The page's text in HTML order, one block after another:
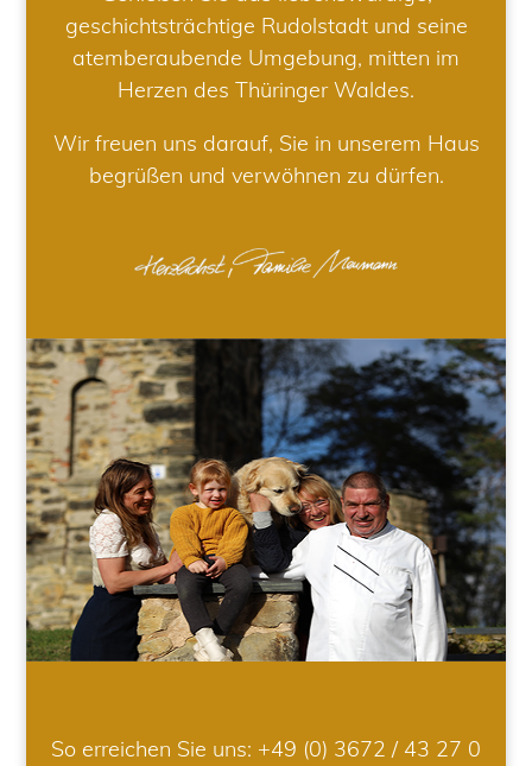
geschichtsträchtige Rudolstadt und seine
atemberaubende Umgebung, mitten im
Herzen des Thüringer Waldes.
Wir freuen uns darauf, Sie in unserem Haus
begrüßen und verwöhnen zu dürfen.
So erreichen Sie uns: +49 (0) 3672 / 43 27 0